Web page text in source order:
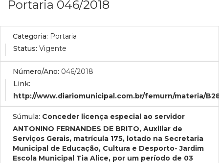
Portaria 046/2018
Categoria: Portaria
Status: Vigente
Número/Ano: 046/2018
Link:
http://www.diariomunicipal.com.br/femurn/materia/
Súmula: Conceder licença especial ao servidor
ANTONINO FERNANDES DE BRITO, Auxiliar de
Serviços Gerais, matrícula 175, lotado na Secretaria
Municipal de Educação, Cultura e Desporto- Jardim
Escola Municipal Tia Alice, por um período de 03